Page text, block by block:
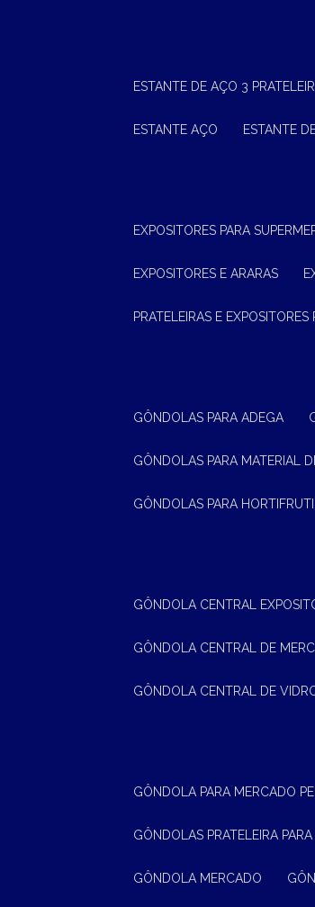
ESTANTE DE AÇO 3
ESTANTE AÇO ESTANTE
EXPOSITORES PARA
EXPOSITORES E ARARAS
PRATELEIRAS E
GÔNDOLAS PARA ADEGA
GÔNDOLAS PARA MATERIAL
GÔNDOLAS PARA HORTIFRUTI
GÔNDOLA CENTRAL
GÔNDOLA CENTRAL DE
GÔNDOLA CENTRAL DE
GÔNDOLA PARA MERCADO
GÔNDOLAS PRATELEIRA
GÔNDOLA MERCADO